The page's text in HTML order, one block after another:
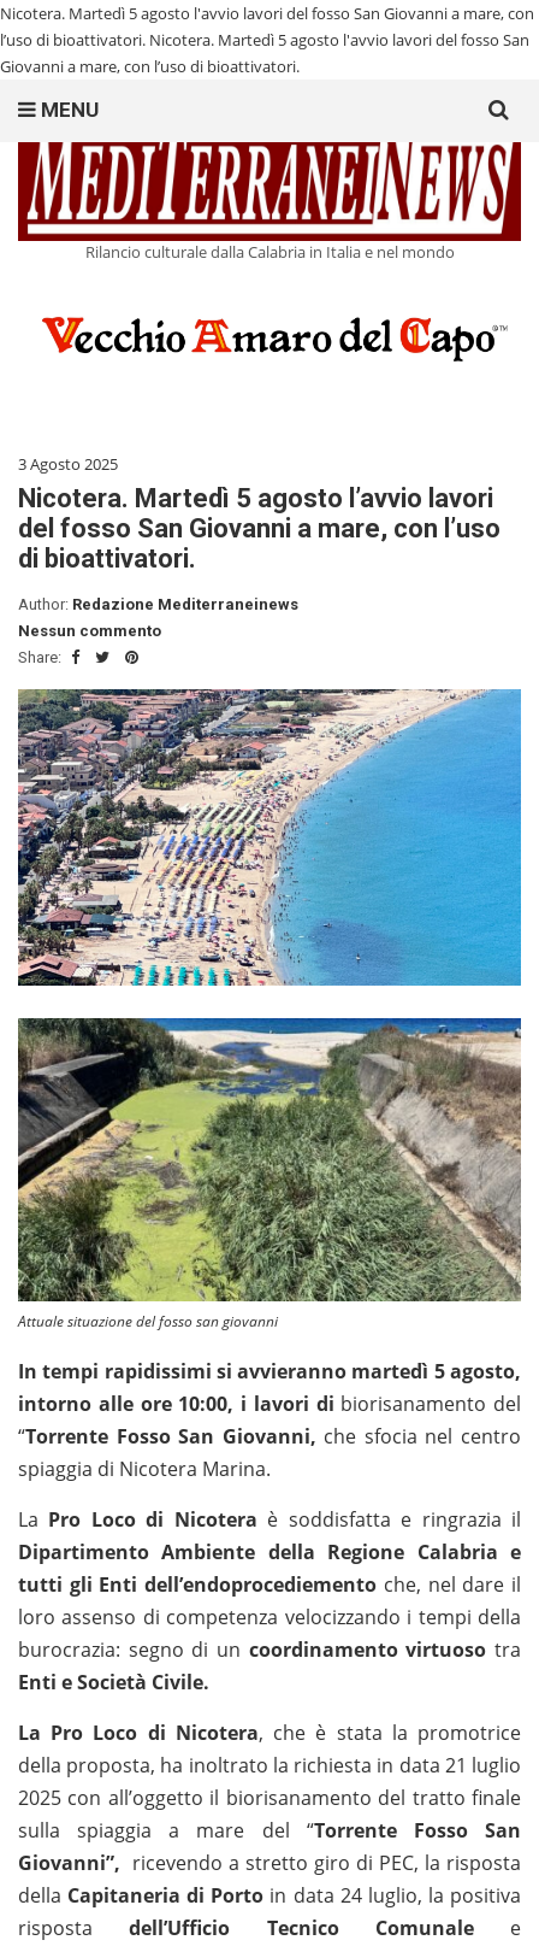
Nicotera. Martedì 5 agosto l'avvio lavori del fosso San Giovanni a mare, con
l’uso di bioattivatori. Nicotera. Martedì 5 agosto l'avvio lavori del fosso San
Giovanni a mare, con l’uso di bioattivatori.
Rilancio culturale dalla Calabria in Italia e nel mondo
MENU
for:
3 Agosto 2025
Nicotera. Martedì 5 agosto l’avvio lavori
del fosso San Giovanni a mare, con l’uso
di bioattivatori.
Author: Redazione Mediterraneinews
Nessun commento
Share:
Attuale situazione del fosso san giovanni
In tempi rapidissimi si avvieranno martedì 5 agosto,
intorno alle ore 10:00, i lavori di biorisanamento del
“Torrente Fosso San Giovanni, che sfocia nel centro
spiaggia di Nicotera Marina.
La Pro Loco di Nicotera è soddisfatta e ringrazia il
Dipartimento Ambiente della Regione Calabria e
tutti gli Enti dell’endoprocediemento che, nel dare il
loro assenso di competenza velocizzando i tempi della
burocrazia: segno di un coordinamento virtuoso tra
Enti e Società Civile.
La Pro Loco di Nicotera, che è stata la promotrice
della proposta, ha inoltrato la richiesta in data 21 luglio
2025 con all’oggetto il biorisanamento del tratto finale
sulla spiaggia a mare del “Torrente Fosso San
Giovanni”, ricevendo a stretto giro di PEC, la risposta
della Capitaneria di Porto in data 24 luglio, la positiva
rispostadell’Ufficio Tecnico Comunalee